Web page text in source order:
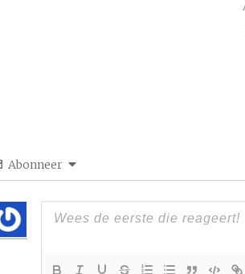
Abonneer